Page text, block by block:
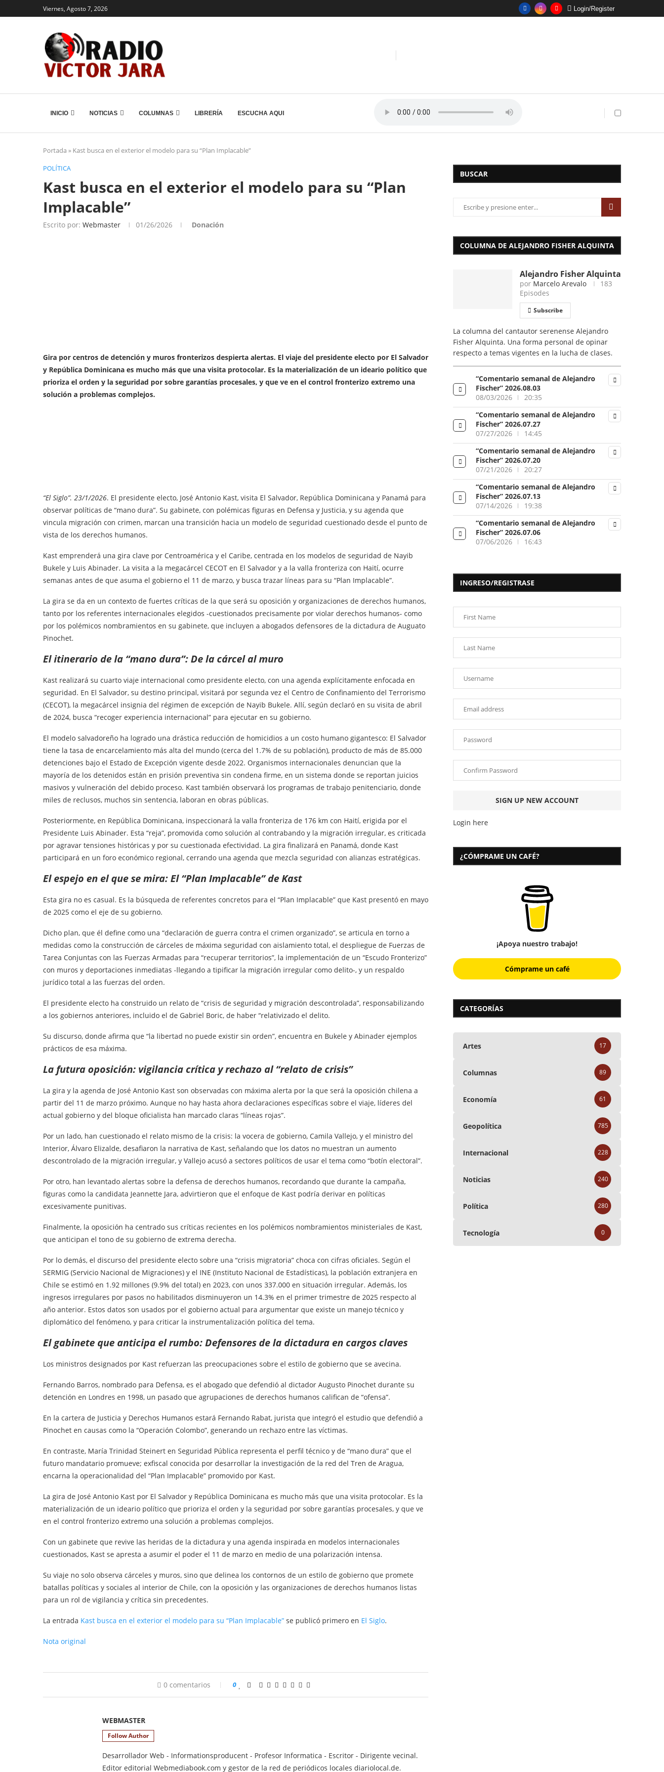
Viernes, Agosto 7, 2026 Login/Register
INICIO NOTICIAS COLUMNAS LIBRERÍA ESCUCHA AQUI
Portada » Kast busca en el exterior el modelo para su “Plan Implacable”
POLÍTICA
Kast busca en el exterior el modelo para su “Plan
Implacable”
Escrito por: Webmaster 01/26/2026 Donación
Gira por centros de detención y muros fronterizos despierta alertas. El viaje del presidente electo por El Salvador
y República Dominicana es mucho más que una visita protocolar. Es la materialización de un ideario político que
prioriza el orden y la seguridad por sobre garantías procesales, y que ve en el control fronterizo extremo una
solución a problemas complejos.
“El Siglo”. 23/1/2026. El presidente electo, José Antonio Kast, visita El Salvador, República Dominicana y Panamá para
observar políticas de “mano dura”. Su gabinete, con polémicas figuras en Defensa y Justicia, y su agenda que
vincula migración con crimen, marcan una transición hacia un modelo de seguridad cuestionado desde el punto de
vista de los derechos humanos.
Kast emprenderá una gira clave por Centroamérica y el Caribe, centrada en los modelos de seguridad de Nayib
Bukele y Luis Abinader. La visita a la megacárcel CECOT en El Salvador y a la valla fronteriza con Haití, ocurre
semanas antes de que asuma el gobierno el 11 de marzo, y busca trazar líneas para su “Plan Implacable”.
La gira se da en un contexto de fuertes críticas de la que será su oposición y organizaciones de derechos humanos,
tanto por los referentes internacionales elegidos -cuestionados precisamente por violar derechos humanos- como
por los polémicos nombramientos en su gabinete, que incluyen a abogados defensores de la dictadura de Auguato
Pinochet.
El itinerario de la “mano dura”: De la cárcel al muro
Kast realizará su cuarto viaje internacional como presidente electo, con una agenda explícitamente enfocada en
seguridad. En El Salvador, su destino principal, visitará por segunda vez el Centro de Confinamiento del Terrorismo
(CECOT), la megacárcel insignia del régimen de excepción de Nayib Bukele. Allí, según declaró en su visita de abril
de 2024, busca “recoger experiencia internacional” para ejecutar en su gobierno.
El modelo salvadoreño ha logrado una drástica reducción de homicidios a un costo humano gigantesco: El Salvador
tiene la tasa de encarcelamiento más alta del mundo (cerca del 1.7% de su población), producto de más de 85.000
detenciones bajo el Estado de Excepción vigente desde 2022. Organismos internacionales denuncian que la
mayoría de los detenidos están en prisión preventiva sin condena firme, en un sistema donde se reportan juicios
masivos y vulneración del debido proceso. Kast también observará los programas de trabajo penitenciario, donde
miles de reclusos, muchos sin sentencia, laboran en obras públicas.
Posteriormente, en República Dominicana, inspeccionará la valla fronteriza de 176 km con Haití, erigida por el
Presidente Luis Abinader. Esta “reja”, promovida como solución al contrabando y la migración irregular, es criticada
por agravar tensiones históricas y por su cuestionada efectividad. La gira finalizará en Panamá, donde Kast
participará en un foro económico regional, cerrando una agenda que mezcla seguridad con alianzas estratégicas.
El espejo en el que se mira: El “Plan Implacable” de Kast
Esta gira no es casual. Es la búsqueda de referentes concretos para el “Plan Implacable” que Kast presentó en mayo
de 2025 como el eje de su gobierno.
Dicho plan, que él define como una “declaración de guerra contra el crimen organizado”, se articula en torno a
medidas como la construcción de cárceles de máxima seguridad con aislamiento total, el despliegue de Fuerzas de
Tarea Conjuntas con las Fuerzas Armadas para “recuperar territorios”, la implementación de un “Escudo Fronterizo”
con muros y deportaciones inmediatas -llegando a tipificar la migración irregular como delito-, y un respaldo
jurídico total a las fuerzas del orden.
El presidente electo ha construido un relato de “crisis de seguridad y migración descontrolada”, responsabilizando
a los gobiernos anteriores, incluido el de Gabriel Boric, de haber “relativizado el delito.
Su discurso, donde afirma que “la libertad no puede existir sin orden”, encuentra en Bukele y Abinader ejemplos
prácticos de esa máxima.
La futura oposición: vigilancia crítica y rechazo al “relato de crisis”
La gira y la agenda de José Antonio Kast son observadas con máxima alerta por la que será la oposición chilena a
partir del 11 de marzo próximo. Aunque no hay hasta ahora declaraciones específicas sobre el viaje, líderes del
actual gobierno y del bloque oficialista han marcado claras “líneas rojas”.
Por un lado, han cuestionado el relato mismo de la crisis: la vocera de gobierno, Camila Vallejo, y el ministro del
Interior, Álvaro Elizalde, desafiaron la narrativa de Kast, señalando que los datos no muestran un aumento
descontrolado de la migración irregular, y Vallejo acusó a sectores políticos de usar el tema como “botín electoral”.
Por otro, han levantado alertas sobre la defensa de derechos humanos, recordando que durante la campaña,
figuras como la candidata Jeannette Jara, advirtieron que el enfoque de Kast podría derivar en políticas
excesivamente punitivas.
Finalmente, la oposición ha centrado sus críticas recientes en los polémicos nombramientos ministeriales de Kast,
que anticipan el tono de su gobierno de extrema derecha.
Por lo demás, el discurso del presidente electo sobre una “crisis migratoria” choca con cifras oficiales. Según el
SERMIG (Servicio Nacional de Migraciones) y el INE (Instituto Nacional de Estadísticas), la población extranjera en
Chile se estimó en 1.92 millones (9.9% del total) en 2023, con unos 337.000 en situación irregular. Además, los
ingresos irregulares por pasos no habilitados disminuyeron un 14.3% en el primer trimestre de 2025 respecto al
año anterior. Estos datos son usados por el gobierno actual para argumentar que existe un manejo técnico y
diplomático del fenómeno, y para criticar la instrumentalización política del tema.
El gabinete que anticipa el rumbo: Defensores de la dictadura en cargos claves
Los ministros designados por Kast refuerzan las preocupaciones sobre el estilo de gobierno que se avecina.
Fernando Barros, nombrado para Defensa, es el abogado que defendió al dictador Augusto Pinochet durante su
detención en Londres en 1998, un pasado que agrupaciones de derechos humanos califican de “ofensa”.
En la cartera de Justicia y Derechos Humanos estará Fernando Rabat, jurista que integró el estudio que defendió a
Pinochet en causas como la “Operación Colombo”, generando un rechazo entre las víctimas.
En contraste, María Trinidad Steinert en Seguridad Pública representa el perfil técnico y de “mano dura” que el
futuro mandatario promueve; exfiscal conocida por desarrollar la investigación de la red del Tren de Aragua,
encarna la operacionalidad del “Plan Implacable” promovido por Kast.
La gira de José Antonio Kast por El Salvador y República Dominicana es mucho más que una visita protocolar. Es la
materialización de un ideario político que prioriza el orden y la seguridad por sobre garantías procesales, y que ve
en el control fronterizo extremo una solución a problemas complejos.
Con un gabinete que revive las heridas de la dictadura y una agenda inspirada en modelos internacionales
cuestionados, Kast se apresta a asumir el poder el 11 de marzo en medio de una polarización intensa.
Su viaje no solo observa cárceles y muros, sino que delinea los contornos de un estilo de gobierno que promete
batallas políticas y sociales al interior de Chile, con la oposición y las organizaciones de derechos humanos listas
para un rol de vigilancia y crítica sin precedentes.
La entrada Kast busca en el exterior el modelo para su “Plan Implacable” se publicó primero en El Siglo.
Nota original
0 comentarios 0
WEBMASTER
Follow Author
Desarrollador Web - Informationsproducent - Profesor Informatica - Escritor - Dirigente vecinal.
Editor editorial Webmediabook.com y gestor de la red de periódicos locales diariolocal.de.
BUSCAR
COLUMNA DE ALEJANDRO FISHER ALQUINTA
Alejandro Fisher Alquinta
por Marcelo Arevalo
183
Episodes
Subscribe
La columna del cantautor serenense Alejandro
Fisher Alquinta. Una forma personal de opinar
respecto a temas vigentes en la lucha de clases.
“Comentario semanal de Alejandro
Fischer” 2026.08.03
08/03/2026
20:35
“Comentario semanal de Alejandro
Fischer” 2026.07.27
07/27/2026
14:45
“Comentario semanal de Alejandro
Fischer” 2026.07.20
07/21/2026
20:27
“Comentario semanal de Alejandro
Fischer” 2026.07.13
07/14/2026
19:38
“Comentario semanal de Alejandro
Fischer” 2026.07.06
07/06/2026
16:43
INGRESO/REGISTRASE
Login here
¿CÓMPRAME UN CAFÉ?
¡Apoya nuestro trabajo!
Cómprame un café
CATEGORÍAS
Artes 17
Columnas 89
Economía 61
Geopolítica 785
Internacional 228
Noticias 240
Política 280
Tecnología 0